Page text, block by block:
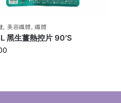
, 美容纖體,纖體
黑生薑熱控片 90’S